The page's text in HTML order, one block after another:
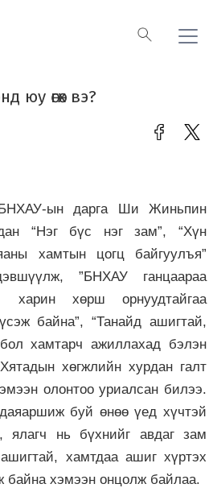
юу өгөх вэ?
ын дарга Ши Жиньпин
“Нэг бүс нэг зам”, “Хүн
хамтын цогц байгуулъя”
”БНХАУ ганцаараа
харин хөрш орнуудтайгаа
байна”, “Танайд ашигтай,
хамтарч ажиллахад бэлэн
хөгжлийн хурдан галт
олонтоо уриалсан билээ.
буй өнөө үед хүчтэй
ялагч нь бүхнийг авдаг зам
хамтдаа ашиг хүртэх
байна хэмээн онцолж байлаа.